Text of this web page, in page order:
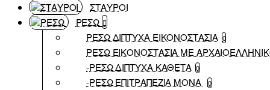
ΣΤΑΥΡΟΙ
ΡΕΣΩ
ΡΕΣΩ ΔΙΠΤΥΧΑ ΕΙΚΟΝΟΣΤΑΣΙΑ 0
ΡΕΣΩ ΕΙΚΟΝΟΣΤΑΣΙΑ ΜΕ
-ΡΕΣΩ ΔΙΠΤΥΧΑ ΚΑΘΕΤΑ 0
-ΡΕΣΩ ΕΠΙΤΡΑΠΕΖΙΑ ΜΟΝΑ 0